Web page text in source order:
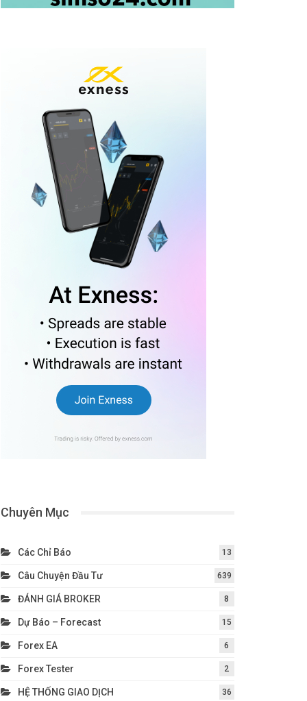
Chuyên Mục
Các Chỉ Báo 13
Câu Chuyện Đầu Tư 639
ĐÁNH GIÁ BROKER 8
Dự Báo – Forecast 15
Forex EA 6
Forex Tester 2
HỆ THỐNG GIAO DỊCH 36